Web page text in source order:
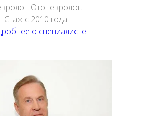
Отоневролог.
Стаж с 2010 года.
о специалисте